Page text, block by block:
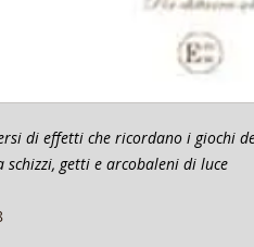
di effetti che ricordano i giochi
getti e arcobaleni di luce